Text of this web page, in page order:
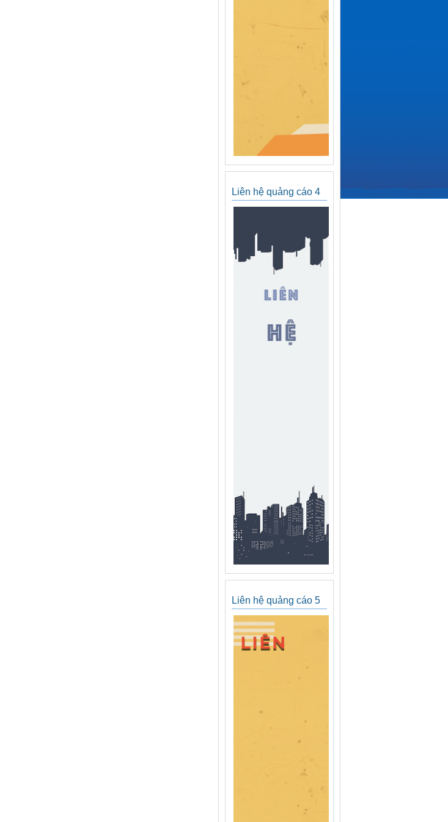
Liên hệ quảng cáo 4
Liên hệ quảng cáo 5